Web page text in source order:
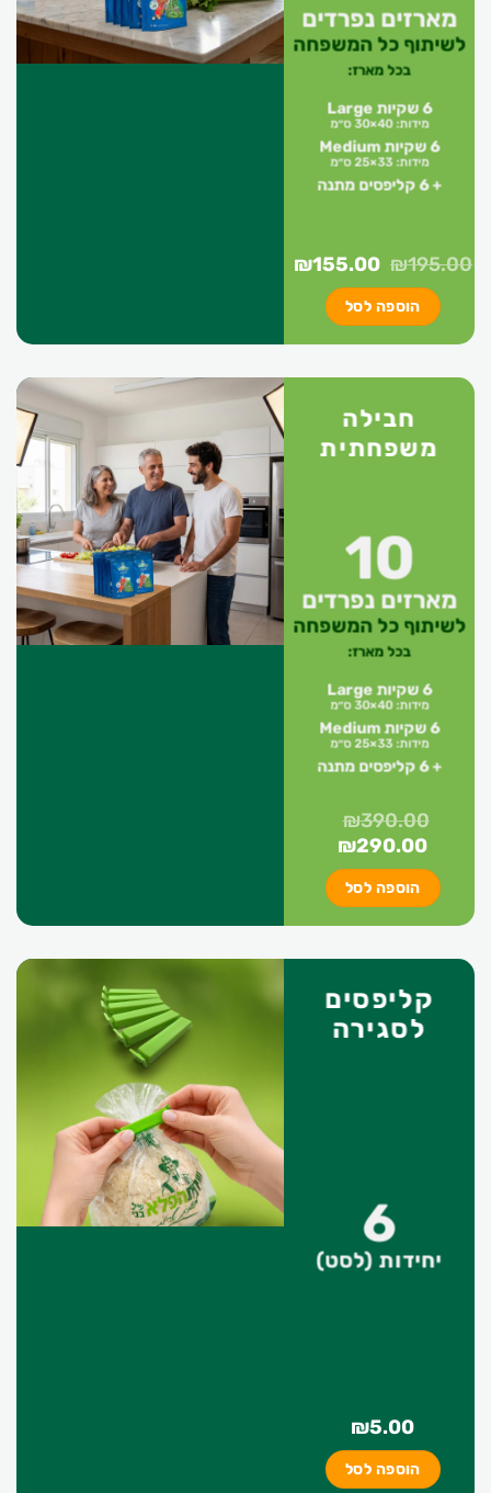
מארזים נפרדים
לשיתוף כל המשפחה
בכל מארז:
6 שקיות Large
מידות: 40×30 ס״מ
6 שקיות Medium
מידות: 33×25 ס״מ
+ 6 קליפסים מתנה
₪195.00
המחיר
המקורי
היה:
₪195.00.
₪155.00
₪155.00.
הוספה לסל
חבילה
משפחתית
10
מארזים נפרדים
לשיתוף כל המשפחה
בכל מארז:
6 שקיות Large
מידות: 40×30 ס״מ
6 שקיות Medium
מידות: 33×25 ס״מ
+ 6 קליפסים מתנה
₪390.00
המחיר
המקורי
היה:
₪390.00.
₪290.00
המחיר
הנוכחי
הוא:
₪290.00.
הוספה לסל
קליפסים
לסגירה
6
יחידות (לסט)
₪5.00
הוספה לסל